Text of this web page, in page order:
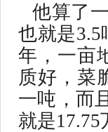
他算了
也就是3.5
年，一亩
质好，菜
一吨，而
就是17.75